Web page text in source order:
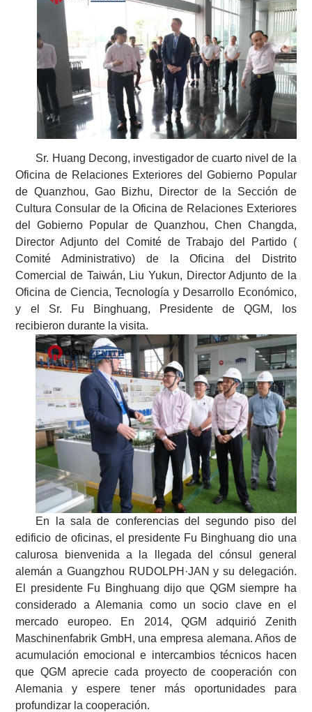
Sr. Huang Decong, investigador de cuarto nivel de la
Oficina de Relaciones Exteriores del Gobierno Popular
de Quanzhou, Gao Bizhu, Director de la Sección de
Cultura Consular de la Oficina de Relaciones Exteriores
del Gobierno Popular de Quanzhou, Chen Changda,
Director Adjunto del Comité de Trabajo del Partido (
Comité Administrativo) de la Oficina del Distrito
Comercial de Taiwán, Liu Yukun, Director Adjunto de la
Oficina de Ciencia, Tecnología y Desarrollo Económico,
y el Sr. Fu Binghuang, Presidente de QGM, los
recibieron durante la visita.
En la sala de conferencias del segundo piso del
edificio de oficinas, el presidente Fu Binghuang dio una
calurosa bienvenida a la llegada del cónsul general
alemán a Guangzhou RUDOLPH·JAN y su delegación.
El presidente Fu Binghuang dijo que QGM siempre ha
considerado a Alemania como un socio clave en el
mercado europeo. En 2014, QGM adquirió Zenith
Maschinenfabrik GmbH, una empresa alemana. Años de
acumulación emocional e intercambios técnicos hacen
que QGM aprecie cada proyecto de cooperación con
Alemania y espere tener más oportunidades para
profundizar la cooperación.